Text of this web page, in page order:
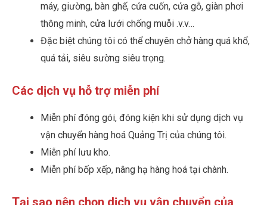
máy, giường, bàn ghế, cửa cuốn, cửa gỗ, giàn phơi
thông minh, cửa lưới chống muỗi .v.v…
Đặc biệt chúng tôi có thể chuyên chở hàng quá khổ,
quá tải, siêu sường siêu trọng.
Các dịch vụ hỗ trợ miễn phí
Miễn phí đóng gói, đóng kiện khi sử dụng dịch vụ
vận chuyển hàng hoá Quảng Trị của chúng tôi.
Miễn phí lưu kho.
Miễn phí bốp xếp, nâng hạ hàng hoá tại chành.
Tại sao nên chọn dịch vụ vận chuyển của